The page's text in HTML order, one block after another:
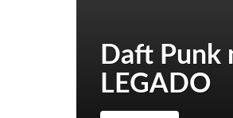
Daft Punk
LEGADO